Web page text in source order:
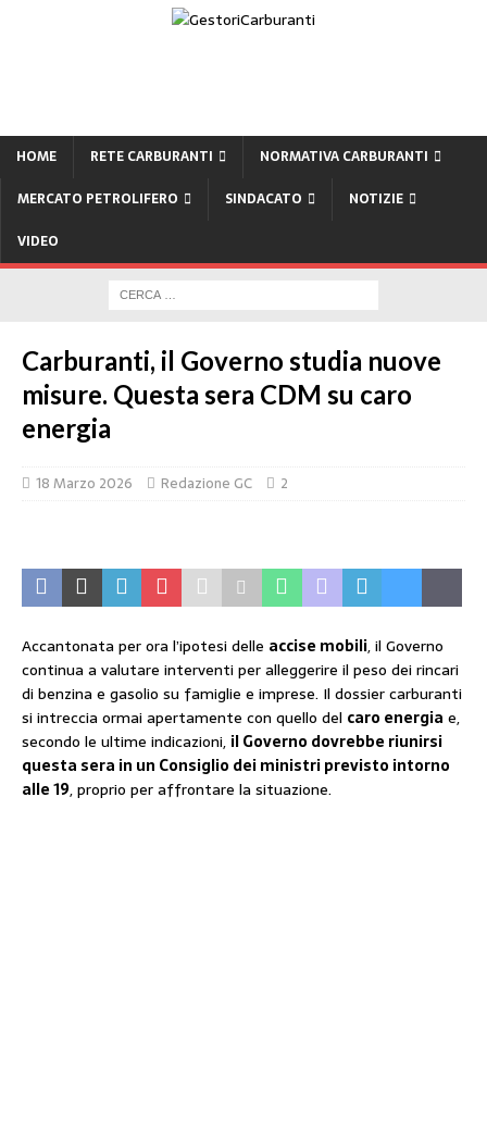
HOME RETE CARBURANTI
NORMATIVA CARBURANTI
MERCATO PETROLIFERO
SINDACATO
NOTIZIE
VIDEO
Carburanti, il Governo studia nuove
misure. Questa sera CDM su caro
energia
18 Marzo 2026 Redazione GC 2
Accantonata per ora l’ipotesi delle accise mobili, il Governo
continua a valutare interventi per alleggerire il peso dei rincari
di benzina e gasolio su famiglie e imprese. Il dossier carburanti
si intreccia ormai apertamente con quello del caro energia e,
secondo le ultime indicazioni, il Governo dovrebbe riunirsi
questa sera in un Consiglio dei ministri previsto intorno
alle 19, proprio per affrontare la situazione.